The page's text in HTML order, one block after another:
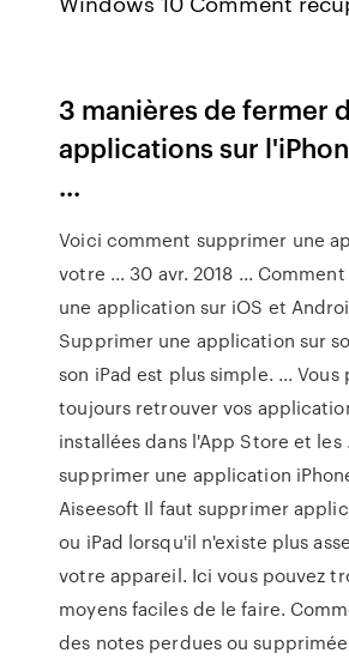
3 manières de fermer
applications sur
...
Voici comment supprimer une
votre ... 30 avr. 2018 ...
une application sur iOS et
Supprimer une application sur
son iPad est plus simple. ... Vous
toujours retrouver vos
installées dans l'App Store et les
supprimer une application
Aiseesoft Il faut supprimer
ou iPad lorsqu'il n'existe plus
votre appareil. Ici vous pouvez
moyens faciles de le faire.
des notes perdues ou